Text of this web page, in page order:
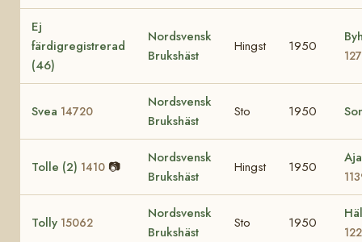
Ej
färdigregistrerad
(46)
Nordsvensk
Brukshäst
Hingst 1950
Svea 14720
Nordsvensk
Brukshäst
Sto 1950
Tolle (2) 1410 📷
Nordsvensk
Brukshäst
Hingst 1950
Tolly 15062
Nordsvensk
Brukshäst
Sto 1950